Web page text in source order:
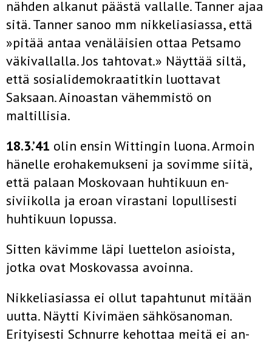
nähden alkanut päästä vallalle. Tanner ajaa
sitä. Tanner sanoo mm nikkeliasiassa, että
»pitää antaa venäläisien ottaa Petsamo
väkivallalla. Jos tahtovat.» Näyttää siltä,
että sosialidemokraatit­kin luottavat
Saksaan. Ainoastan vähemmistö on
maltillisia.
18.3.’41 olin ensin Wittingin luona. Armoin
hänelle erohake­mukseni ja sovimme siitä,
että palaan Moskovaan huhtikuun en­
siviikolla ja eroan virastani lopullisesti
huhtikuun lopussa.
Sitten kävimme läpi luettelon asioista,
jotka ovat Moskovassa avoinna.
Nikkeliasiassa ei ollut tapahtunut mitään
uutta. Näytti Kivi­mäen sähkösanoman.
Erityisesti Schnurre kehottaa meitä ei an­